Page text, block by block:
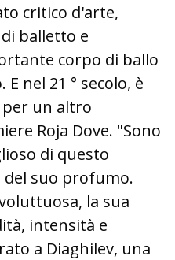
critico d'arte,
balletto e
corpo di ballo
nel 21 ° secolo, è
un altro
Roja Dove. "Sono
di questo
del suo profumo.
la sua
intensità e
a Diaghilev, una